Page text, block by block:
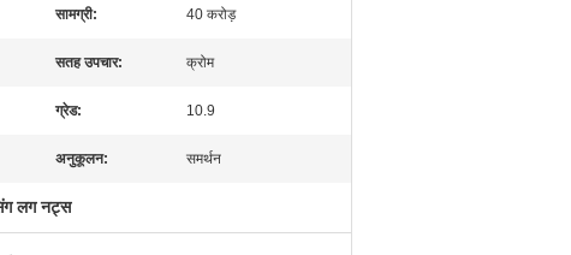
सामग्री: 40 करोड़
सतह उपचार: क्रोम
ग्रेड: 10.9
अनुकूलन: समर्थन
लग नट्स